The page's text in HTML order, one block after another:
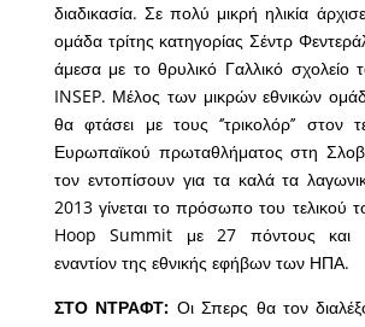
διαδικασία. Σε πολύ μικρή ηλικία
ομάδα τρίτης κατηγορίας Σέντρ
άμεσα με το θρυλικό Γαλλικό σχολείο
INSEP. Μέλος των μικρών εθνικών
θα φτάσει με τους ‘’τρικολόρ’’ στον
Ευρωπαϊκού πρωταθλήματος στη
τον εντοπίσουν για τα καλά τα
2013 γίνεται το πρόσωπο του τελικού
Hoop Summit με 27 πόντους και
εναντίον της εθνικής εφήβων των ΗΠΑ.
ΣΤΟ ΝΤΡΑΦΤ: Οι Σπερς θα τον